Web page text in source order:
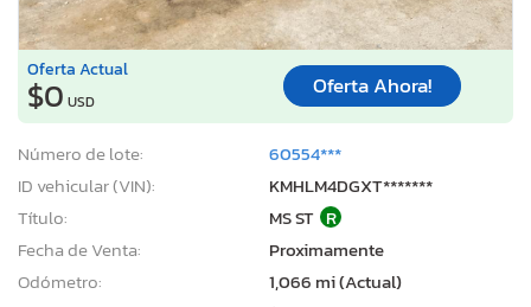
Oferta Actual
$0 USD
Oferta Ahora!
Número de lote:
60554***
ID vehicular (VIN):
KMHLM4DGXT*******
Título:
MS ST R
Fecha de Venta:
Proximamente
Odómetro:
1,066 mi (Actual)